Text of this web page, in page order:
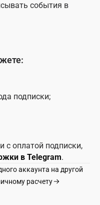
события в
подписки;
с оплатой подписки,
в Telegram.
аккаунта на другой
расчету